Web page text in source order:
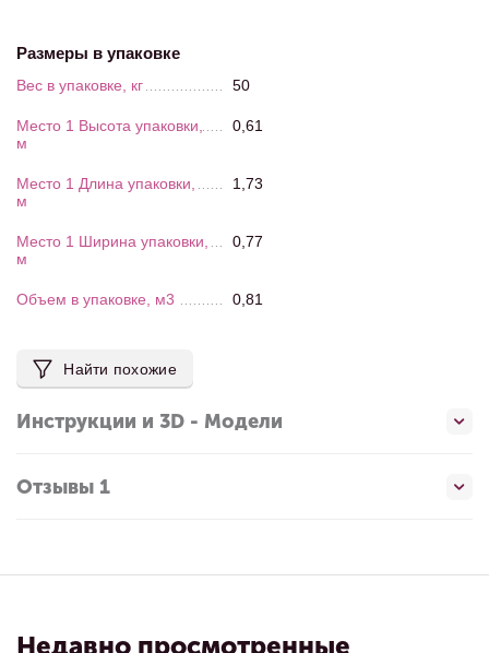
Размеры в упаковке
Вес в упаковке, кг 50
Место 1 Высота упаковки,
м
0,61
Место 1 Длина упаковки,
м
1,73
Место 1 Ширина упаковки,
м
0,77
Объем в упаковке, м3 0,81
Найти похожие
Инструкции и 3D - Модели
Отзывы 1
Недавно просмотренные